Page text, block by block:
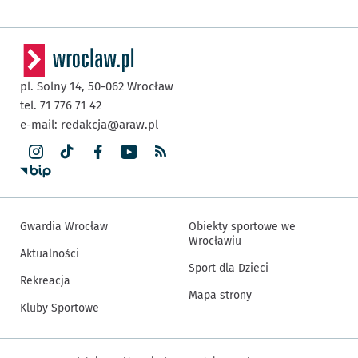
pl. Solny 14, 50-062 Wrocław
tel. 71 776 71 42
e-mail: redakcja@araw.pl
Gwardia Wrocław
Aktualności
Rekreacja
Kluby Sportowe
Obiekty sportowe we
Wrocławiu
Sport dla Dzieci
Mapa strony
Inne informacje